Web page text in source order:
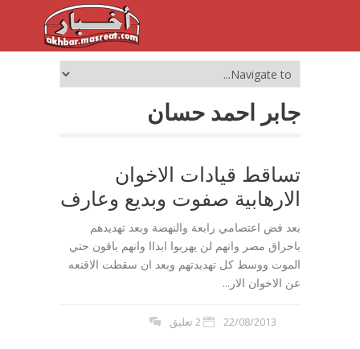
جابر احمد حسان
تساقط قيادات الاخوان
الارهابية صفوت وبديع وعارف
بعد فض اعتصامي رابعة والنهضة وبعد تهديدهم
باحراق مصر وانهم لن يهربوا ابداا وانهم باقون حتي
الموت ووسط كل تهديدتهم وبعد ان سقطت الاقنعه
عن الاخوان الار...
22/08/2013 2 تعليق